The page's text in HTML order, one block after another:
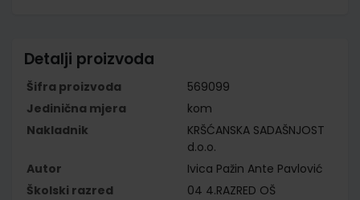
Detalji proizvoda
Šifra proizvoda
569099
Jedinična mjera
kom
Nakladnik
KRŠĆANSKA SADAŠNJOST
d.o.o.
Autor
Ivica Pažin Ante Pavlović
Školski razred
04 4.RAZRED OŠ